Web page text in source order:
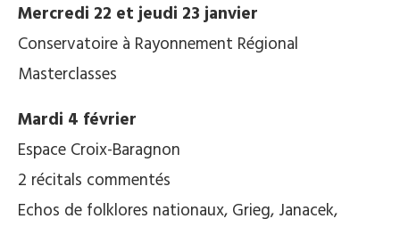
Mercredi 22 et jeudi 23 janvier
Conservatoire à Rayonnement Régional
Masterclasses
Mardi 4 février
Espace Croix-Baragnon
2 récitals commentés
Echos de folklores nationaux, Grieg, Janacek,